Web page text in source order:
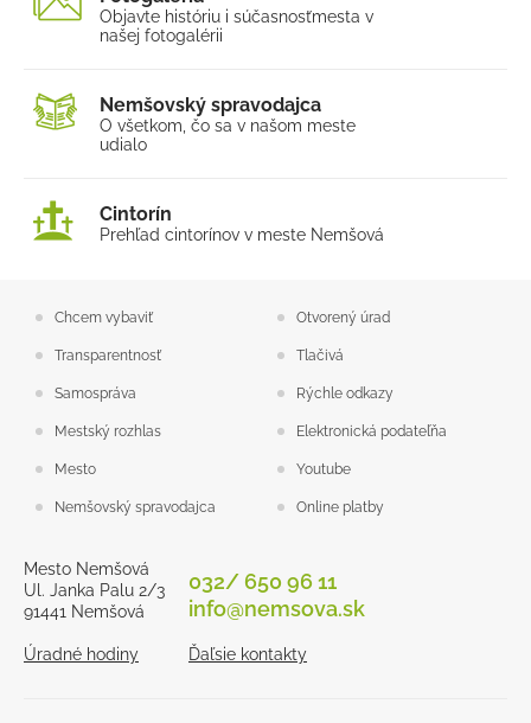
Objavte históriu i súčasnosťmesta v
našej fotogalérii
Nemšovský spravodajca
O všetkom, čo sa v našom meste
udialo
Cintorín
Prehľad cintorínov v meste Nemšová
Chcem vybaviť Otvorený úrad
Transparentnosť Tlačivá
Samospráva Rýchle odkazy
Mestský rozhlas Elektronická podateľňa
Mesto Youtube
Nemšovský spravodajca Online platby
Mesto Nemšová
Ul. Janka Palu 2/3
91441 Nemšová
Úradné hodiny
032/ 650 96 11
info@nemsova.sk
Ďaľsie kontakty